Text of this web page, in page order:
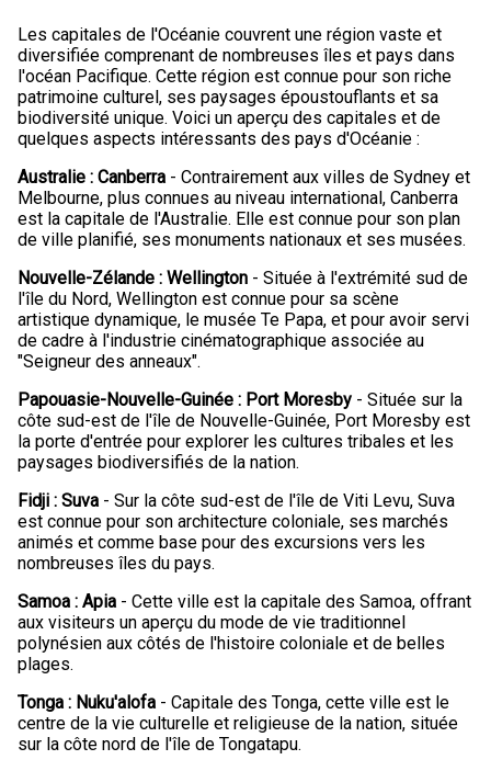
Les capitales de l'Océanie couvrent une région vaste et
diversifiée comprenant de nombreuses îles et pays dans
l'océan Pacifique. Cette région est connue pour son riche
patrimoine culturel, ses paysages époustouflants et sa
biodiversité unique. Voici un aperçu des capitales et de
quelques aspects intéressants des pays d'Océanie :
Australie : Canberra - Contrairement aux villes de Sydney et
Melbourne, plus connues au niveau international, Canberra
est la capitale de l'Australie. Elle est connue pour son plan
de ville planifié, ses monuments nationaux et ses musées.
Nouvelle-Zélande : Wellington - Située à l'extrémité sud de
l'île du Nord, Wellington est connue pour sa scène
artistique dynamique, le musée Te Papa, et pour avoir servi
de cadre à l'industrie cinématographique associée au
"Seigneur des anneaux".
Papouasie-Nouvelle-Guinée : Port Moresby - Située sur la
côte sud-est de l'île de Nouvelle-Guinée, Port Moresby est
la porte d'entrée pour explorer les cultures tribales et les
paysages biodiversifiés de la nation.
Fidji : Suva - Sur la côte sud-est de l'île de Viti Levu, Suva
est connue pour son architecture coloniale, ses marchés
animés et comme base pour des excursions vers les
nombreuses îles du pays.
Samoa : Apia - Cette ville est la capitale des Samoa, offrant
aux visiteurs un aperçu du mode de vie traditionnel
polynésien aux côtés de l'histoire coloniale et de belles
plages.
Tonga : Nuku'alofa - Capitale des Tonga, cette ville est le
centre de la vie culturelle et religieuse de la nation, située
sur la côte nord de l'île de Tongatapu.